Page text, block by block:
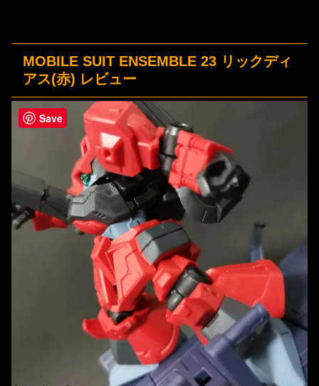
MOBILE SUIT ENSEMBLE 23 リックディ
アス(赤) レビュー
Save